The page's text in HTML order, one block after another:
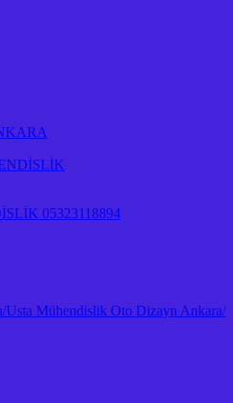
05323118894
Usta Mühendislik Oto Dizayn Ankara/